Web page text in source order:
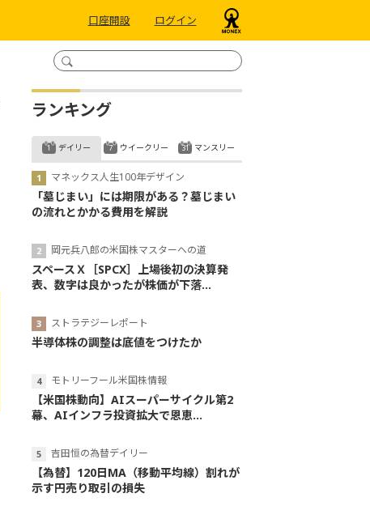
口座開設 ログイン
ランキング
デイリー
マネックス人生100年デザイン
「墓じまい」には期限がある？墓じまい
の流れとかかる費用を解説
岡元兵八郎の米国株マスターへの道
スペースＸ［SPCX］上場後初の決算発
表、数字は良かったが株価が下落...
ストラテジーレポート
半導体株の調整は底値をつけたか
モトリーフール米国株情報
【米国株動向】AIスーパーサイクル第2
幕、AIインフラ投資拡大で恩恵...
吉田恒の為替デイリー
【為替】120日MA（移動平均線）割れが
示す円売り取引の損失
ウイークリー マンスリー